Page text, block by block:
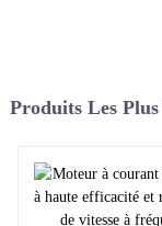
Produits Les Plus